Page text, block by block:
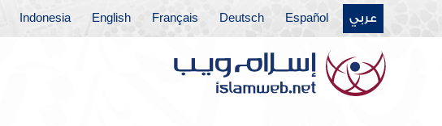
عربي Español
Deutsch
Français
English
Indonesia